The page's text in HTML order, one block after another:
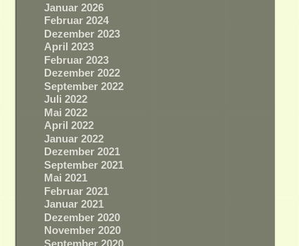
Januar 2026
Februar 2024
Dezember 2023
April 2023
Februar 2023
Dezember 2022
September 2022
Juli 2022
Mai 2022
April 2022
Januar 2022
Dezember 2021
September 2021
Mai 2021
Februar 2021
Januar 2021
Dezember 2020
November 2020
September 2020